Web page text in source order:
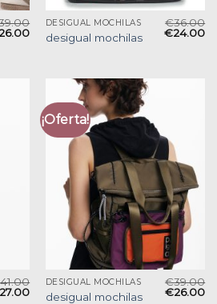
26.00
DESIGUAL MOCHILAS
desigual mochilas
€36.00
€24.00
41.00
27.00
¡Oferta!
DESIGUAL MOCHILAS
desigual mochilas
€39.00
€26.00